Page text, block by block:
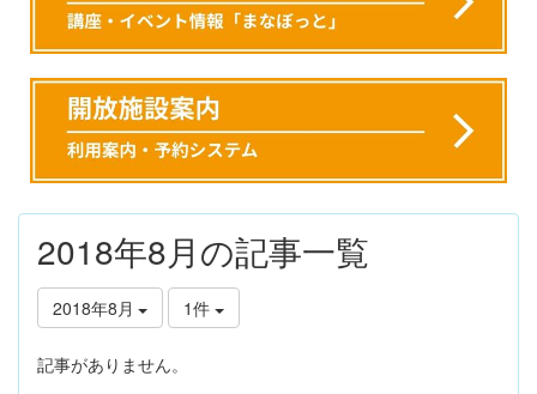
2018年8月の記事一覧
2018年8月 1件
記事がありません。